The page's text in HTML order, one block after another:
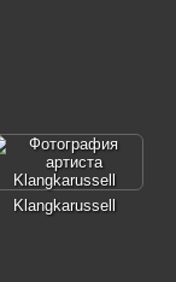
Klangkarussell